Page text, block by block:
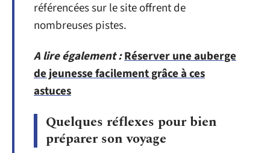
référencées sur le site offrent de
nombreuses pistes.
A lire également :Réserver une auberge
de jeunesse facilement grâce à ces
astuces
Quelques réflexes pour bien
préparer son voyage